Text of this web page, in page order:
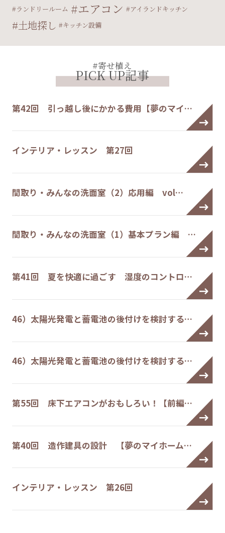
ランドリールーム エアコン アイランドキッチン
土地探し キッチン設備
#寄せ植え
PICK UP記事
第42回 引っ越し後にかかる費用【夢のマイ…
インテリア・レッスン 第27回
間取り・みんなの洗面室（2）応用編 vol…
間取り・みんなの洗面室（1）基本プラン編 …
第41回 夏を快適に過ごす 湿度のコントロ…
46）太陽光発電と蓄電池の後付けを検討する…
46）太陽光発電と蓄電池の後付けを検討する…
第55回 床下エアコンがおもしろい！【前編…
第40回 造作建具の設計 【夢のマイホーム…
インテリア・レッスン 第26回